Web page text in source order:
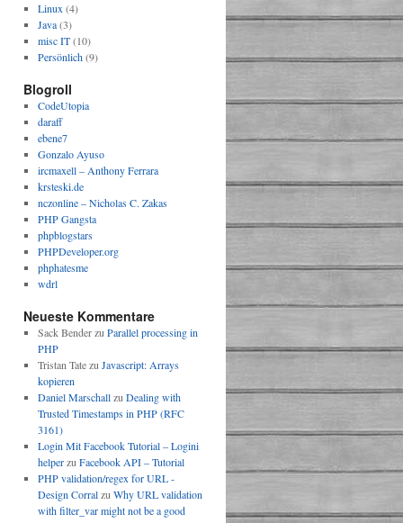
Linux (4)
Java(3)
misc IT(10)
Persönlich(9)
Blogroll
CodeUtopia
daraff
ebene7
Gonzalo Ayuso
ircmaxell – Anthony Ferrara
krsteski.de
nczonline – Nicholas C. Zakas
PHP Gangsta
phpblogstars
PHPDeveloper.org
phphatesme
wdrl
Neueste Kommentare
Sack Benderzu Parallel processing in
PHP
Tristan Tatezu Javascript: Arrays
kopieren
Daniel Marschallzu Dealing with
Trusted Timestamps in PHP (RFC
3161)
Login Mit Facebook Tutorial – Logini
helperzu Facebook API – Tutorial
PHP validation/regex for URL -
Design Corralzu Why URL validation
with filter_var might not be a good